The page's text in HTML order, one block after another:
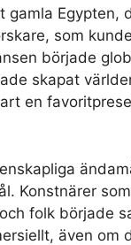
Egypten,
som
började
skapat
en
Konstnärer
folk började
även om